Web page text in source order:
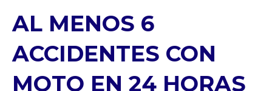
AL MENOS 6
ACCIDENTES CON
MOTO EN 24 HORAS